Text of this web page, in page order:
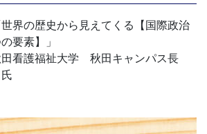
の歴史から見えてくる【国際政治
要素】」
護福祉大学 秋田キャンパス長